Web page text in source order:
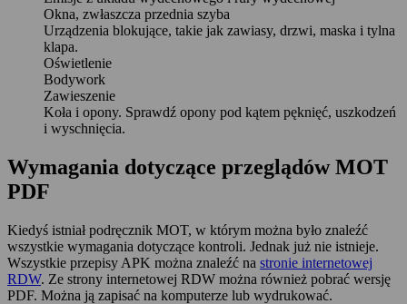
Okna, zwłaszcza przednia szyba
Urządzenia blokujące, takie jak zawiasy, drzwi, maska i tylna
klapa.
Oświetlenie
Bodywork
Zawieszenie
Koła i opony. Sprawdź opony pod kątem pęknięć, uszkodzeń
i wyschnięcia.
Wymagania dotyczące przeglądów MOT
PDF
Kiedyś istniał podręcznik MOT, w którym można było znaleźć
wszystkie wymagania dotyczące kontroli. Jednak już nie istnieje.
Wszystkie przepisy APK można znaleźć na stronie internetowej
RDW. Ze strony internetowej RDW można również pobrać wersję
PDF. Można ją zapisać na komputerze lub wydrukować.